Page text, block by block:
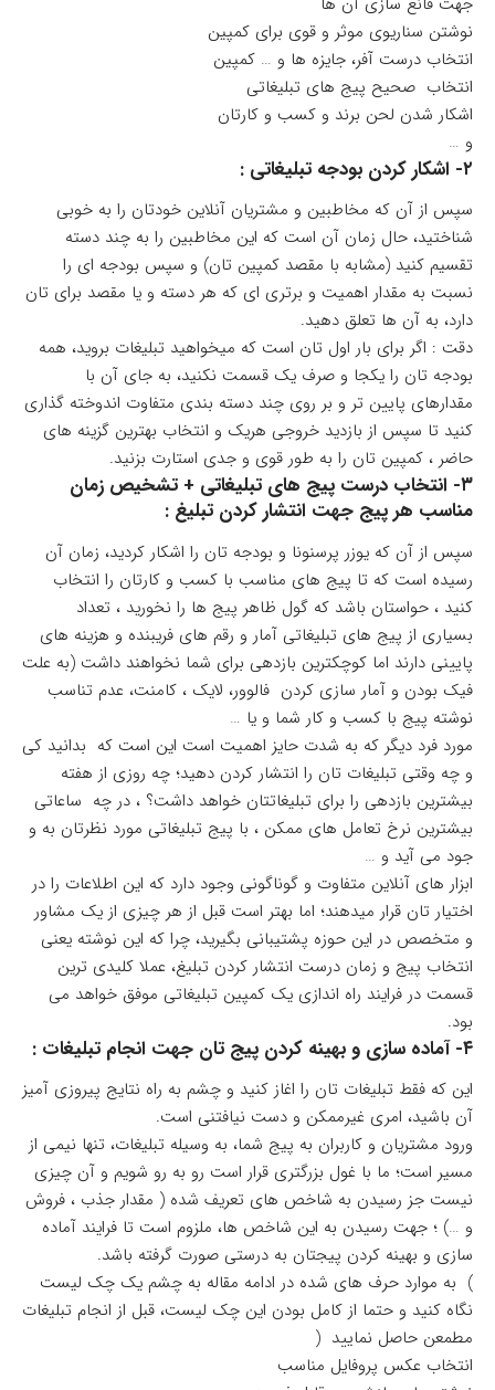
نوشتن سناریوی موثر و قوی برای کمپین
انتخاب درست آفر، جایزه ها و … کمپین
انتخاب صحیح پیج های تبلیغاتی
اشکار شدن لحن برند و کسب و کارتان
و …
۲- اشکار کردن بودجه تبلیغاتی :
سپس از آن که مخاطبین و مشتریان آنلاین خودتان را به خوبی
شناختید، حال زمان آن است که این مخاطبین را به چند دسته
تقسیم کنید (مشابه با مقصد کمپین تان) و سپس بودجه ای را
نسبت به مقدار اهمیت و برتری ای که هر دسته و یا مقصد برای تان
دارد، به آن ها تعلق دهید.
دقت : اگر برای بار اول تان است که میخواهید تبلیغات بروید، همه
بودجه تان را یکجا و صرف یک قسمت نکنید، به جای آن با
مقدارهای پایین تر و بر روی چند دسته بندی متفاوت اندوخته گذاری
کنید تا سپس از بازدید خروجی هریک و انتخاب بهترین گزینه های
حاضر ، کمپین تان را به طور قوی و جدی استارت بزنید.
۳- انتخاب درست پیج های تبلیغاتی + تشخیص زمان
مناسب هر پیج جهت انتشار کردن تبلیغ :
سپس از آن که یوزر پرسنونا و بودجه تان را اشکار کردید، زمان آن
رسیده است که تا پیج های مناسب با کسب و کارتان را انتخاب
کنید ، حواستان باشد که گول ظاهر پیج ها را نخورید ، تعداد
بسیاری از پیج های تبلیغاتی آمار و رقم های فریبنده و هزینه های
پایینی دارند اما کوچکترین بازدهی برای شما نخواهند داشت (به علت
فیک بودن و آمار سازی کردن فالوور، لایک ، کامنت، عدم تناسب
نوشته پیج با کسب و کار شما و یا …
مورد فرد دیگر که به شدت حایز اهمیت است این است که بدانید کی
و چه وقتی تبلیغات تان را انتشار کردن دهید؛ چه روزی از هفته
بیشترین بازدهی را برای تبلیغاتتان خواهد داشت؟ ، در چه ساعاتی
بیشترین نرخ تعامل های ممکن ، با پیج تبلیغاتی مورد نظرتان به و
جود می آید و …
ابزار های آنلاین متفاوت و گوناگونی وجود دارد که این اطلاعات را در
اختیار تان قرار میدهند؛ اما بهتر است قبل از هر چیزی از یک مشاور
و متخصص در این حوزه پشتیبانی بگیرید، چرا که این نوشته یعنی
انتخاب پیج و زمان درست انتشار کردن تبلیغ، عملا کلیدی ترین
قسمت در فرایند راه اندازی یک کمپین تبلیغاتی موفق خواهد می
بود.
۴- آماده سازی و بهینه کردن پیج تان جهت انجام تبلیغات :
این که فقط تبلیغات تان را اغاز کنید و چشم به راه نتایج پیروزی آمیز
آن باشید، امری غیرممکن و دست نیافتنی است.
ورود مشتریان و کاربران به پیج شما، به وسیله تبلیغات، تنها نیمی از
مسیر است؛ ما با غول بزرگتری قرار است رو به رو شویم و آن چیزی
نیست جز رسیدن به شاخص های تعریف شده ( مقدار جذب ، فروش
و …) ؛ جهت رسیدن به این شاخص ها، ملزوم است تا فرایند آماده
سازی و بهینه کردن پیجتان به درستی صورت گرفته باشد.
) به موارد حرف های شده در ادامه مقاله به چشم یک چک لیست
نگاه کنید و حتما از کامل بودن این چک لیست، قبل از انجام تبلیغات
مطمعن حاصل نمایید (
انتخاب عکس پروفایل مناسب